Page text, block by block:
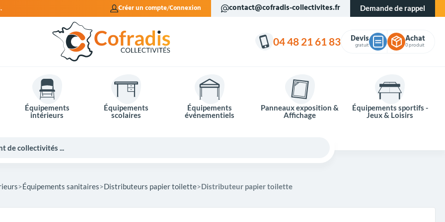
Créer un compte Connexion contact@cofradis-collectivites.fr Demande de rappel
04 48 21 61 83 Devis
gratuit
Achat
0 produit
Équipements
intérieurs
Équipements
scolaires
Équipements
événementiels
Panneaux exposition &
Affichage
Équipements sportifs -
Jeux & Loisirs
Équipements sanitaires Distributeurs papier toilette Distributeur papier toilette